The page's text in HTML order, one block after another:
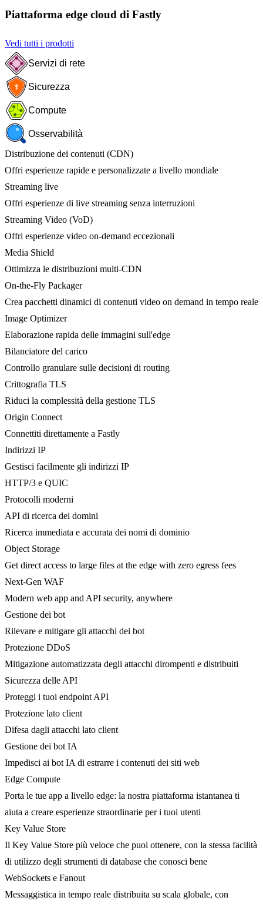
Piattaforma edge cloud di Fastly
Vedi tutti i prodotti
Servizi di rete
Sicurezza
Compute
Osservabilità
Distribuzione dei contenuti (CDN)
Offri esperienze rapide e personalizzate a livello mondiale
Streaming live
Offri esperienze di live streaming senza interruzioni
Streaming Video (VoD)
Offri esperienze video on-demand eccezionali
Media Shield
Ottimizza le distribuzioni multi-CDN
On-the-Fly Packager
Crea pacchetti dinamici di contenuti video on demand in tempo reale
Image Optimizer
Elaborazione rapida delle immagini sull'edge
Bilanciatore del carico
Controllo granulare sulle decisioni di routing
Crittografia TLS
Riduci la complessità della gestione TLS
Origin Connect
Connettiti direttamente a Fastly
Indirizzi IP
Gestisci facilmente gli indirizzi IP
HTTP/3 e QUIC
Protocolli moderni
API di ricerca dei domini
Ricerca immediata e accurata dei nomi di dominio
Object Storage
Get direct access to large files at the edge with zero egress fees
Next-Gen WAF
Modern web app and API security, anywhere
Gestione dei bot
Rilevare e mitigare gli attacchi dei bot
Protezione DDoS
Mitigazione automatizzata degli attacchi dirompenti e distribuiti
Sicurezza delle API
Proteggi i tuoi endpoint API
Protezione lato client
Difesa dagli attacchi lato client
Gestione dei bot IA
Impedisci ai bot IA di estrarre i contenuti dei siti web
Edge Compute
Porta le tue app a livello edge: la nostra piattaforma istantanea ti
aiuta a creare esperienze straordinarie per i tuoi utenti
Key Value Store
Il Key Value Store più veloce che puoi ottenere, con la stessa facilità
di utilizzo degli strumenti di database che conosci bene
WebSockets e Fanout
Messaggistica in tempo reale distribuita su scala globale, con